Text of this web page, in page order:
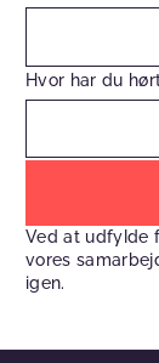
Hvor har du
dette
felt
Ved at udfylde
vores
igen.